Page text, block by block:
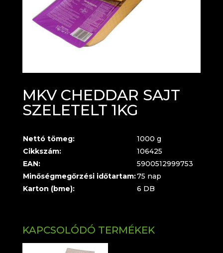
MKV CHEDDAR SAJT
SZELETELT 1KG
Nettó tömeg:
1000 g
Cikkszám:
106425
EAN:
5900512999753
Minőségmegőrzési időtartam:75 nap
Karton (bme):
6 DB
KAPCSOLÓDÓ TERMÉKEK